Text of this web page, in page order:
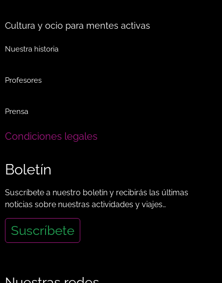
Cultura y ocio para mentes activas
Nuestra historia
Profesores
Prensa
Condiciones legales
Boletín
Suscríbete a nuestro boletín y recibirás las últimas
noticias sobre nuestras actividades y viajes…
Suscríbete